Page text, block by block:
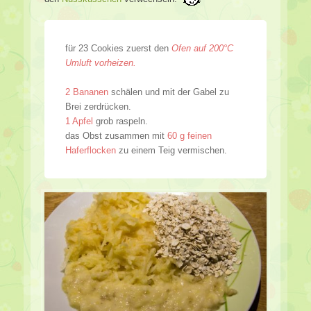
für 23 Cookies zuerst den Ofen auf 200°C
Umluft vorheizen.
2 Bananen schälen und mit der Gabel zu
Brei zerdrücken.
1 Apfel grob raspeln.
das Obst zusammen mit 60 g feinen
Haferflocken zu einem Teig vermischen.